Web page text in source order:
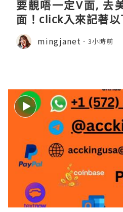
要靚唔一定V面, 去
面！click入來記著以
mingjanet 3小時前